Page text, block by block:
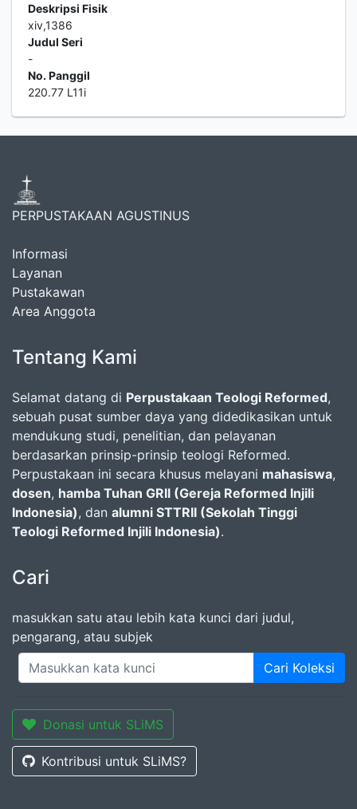
Deskripsi Fisik
xiv,1386
Judul Seri
-
No. Panggil
220.77 L11i
PERPUSTAKAAN AGUSTINUS
Informasi
Layanan
Pustakawan
Area Anggota
Tentang Kami
Selamat datang di Perpustakaan Teologi Reformed,
sebuah pusat sumber daya yang didedikasikan untuk
mendukung studi, penelitian, dan pelayanan
berdasarkan prinsip-prinsip teologi Reformed.
Perpustakaan ini secara khusus melayani mahasiswa,
dosen, hamba Tuhan GRII (Gereja Reformed Injili
Indonesia), dan alumni STTRII (Sekolah Tinggi
Teologi Reformed Injili Indonesia).
Cari
masukkan satu atau lebih kata kunci dari judul,
pengarang, atau subjek
Cari Koleksi
Donasi untuk SLiMS
Kontribusi untuk SLiMS?